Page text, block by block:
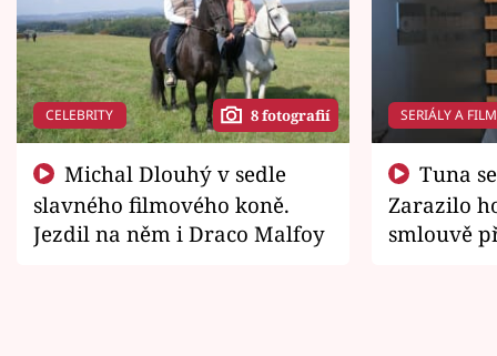
CELEBRITY 8 fotografií
slavného filmového koně.
Jezdil na něm i Draco Malfoy
SERIÁLY A
Zarazilo
smlouvě